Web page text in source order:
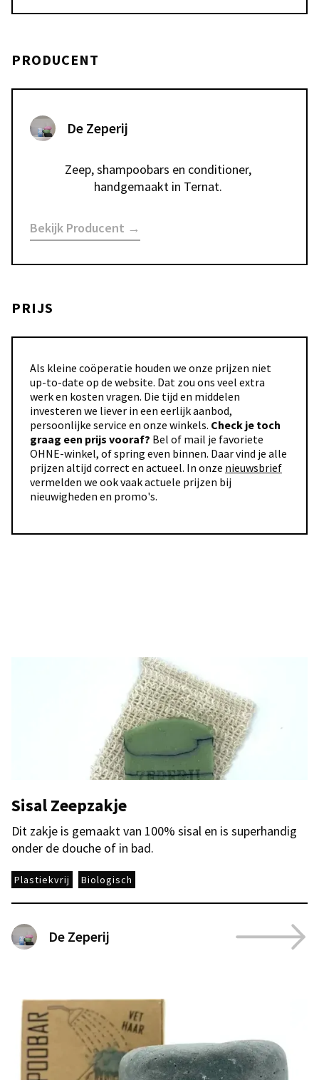
PRODUCENT
De Zeperij
Zeep, shampoobars en conditioner,
handgemaakt in Ternat.
Bekijk Producent →
PRIJS
Als kleine coöperatie houden we onze prijzen niet
up-to-date op de website. Dat zou ons veel extra
werk en kosten vragen. Die tijd en middelen
investeren we liever in een eerlijk aanbod,
persoonlijke service en onze winkels. Check je toch
graag een prijs vooraf? Bel of mail je favoriete
OHNE-winkel, of spring even binnen. Daar vind je alle
prijzen altijd correct en actueel. In onze nieuwsbrief
vermelden we ook vaak actuele prijzen bij
nieuwigheden en promo's.
Sisal Zeepzakje
Dit zakje is gemaakt van 100% sisal en is superhandig
onder de douche of in bad.
Plastiekvrij Biologisch
De Zeperij